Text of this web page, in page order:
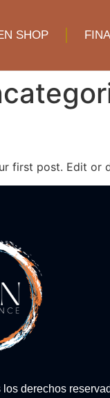
SHOP
first post. Edit or
derechos